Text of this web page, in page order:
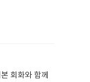
세요^^
회화와 함께